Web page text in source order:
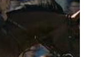
AL DUHAMI 10
NIGHT -LEVY 2 K
- HOUGH 4
6